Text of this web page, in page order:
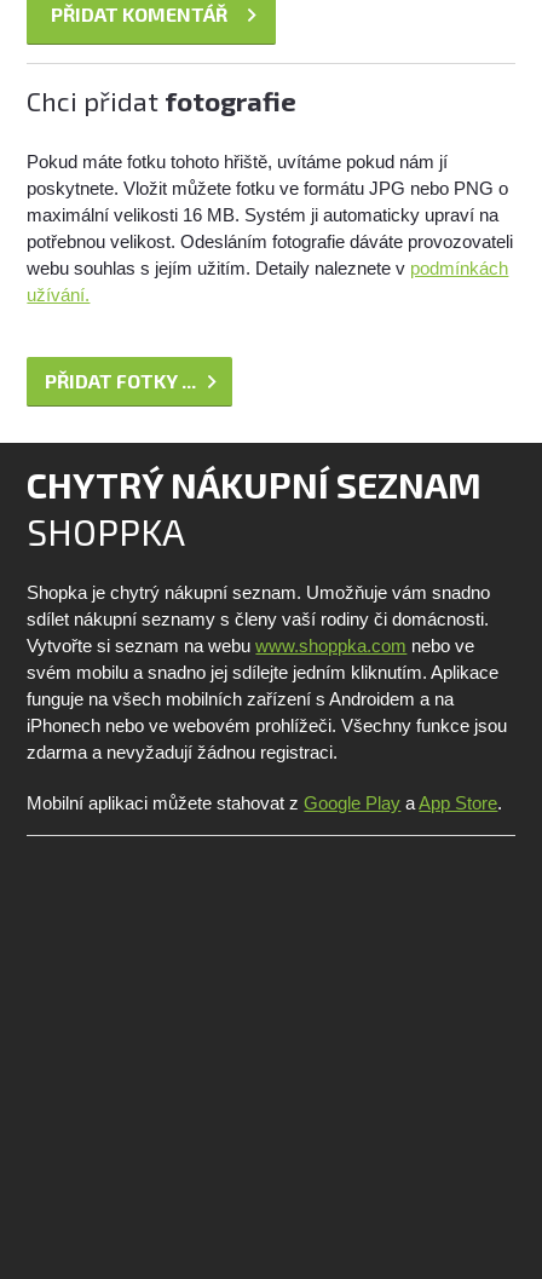
Chci přidat fotografie
Pokud máte fotku tohoto hřiště, uvítáme pokud nám jí
poskytnete. Vložit můžete fotku ve formátu JPG nebo PNG o
maximální velikosti 16 MB. Systém ji automaticky upraví na
potřebnou velikost. Odesláním fotografie dáváte provozovateli
webu souhlas s jejím užitím. Detaily naleznete v podmínkách
užívání.
PŘIDAT FOTKY ...
CHYTRÝ NÁKUPNÍ SEZNAM
SHOPPKA
Shopka je chytrý nákupní seznam. Umožňuje vám snadno
sdílet nákupní seznamy s členy vaší rodiny či domácnosti.
Vytvořte si seznam na webuwww.shoppka.com nebo ve
svém mobilu a snadno jej sdílejte jedním kliknutím. Aplikace
funguje na všech mobilních zařízení s Androidem a na
iPhonech nebo ve webovém prohlížeči. Všechny funkce jsou
zdarma a nevyžadují žádnou registraci.
Mobilní aplikaci můžete stahovat zGoogle Play aApp Store.